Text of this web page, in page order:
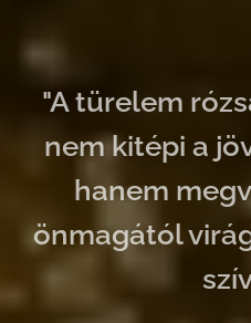
"A türelem
nem kitépi a
hanem
önmagától